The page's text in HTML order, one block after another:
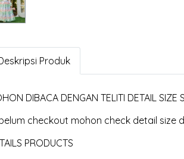
Produk
DIBACA DENGAN TELITI DETAIL SIZE
checkout mohon check detail size
PRODUCTS